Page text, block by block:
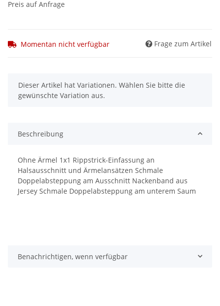
Preis auf Anfrage
Momentan nicht verfügbar Frage zum Artikel
x
Dieser Artikel hat Variationen. Wählen Sie bitte die
gewünschte Variation aus.
Beschreibung
Ohne Ärmel 1x1 Rippstrick-Einfassung an
Halsausschnitt und Ärmelansätzen Schmale
Doppelabsteppung am Ausschnitt Nackenband aus
Jersey Schmale Doppelabsteppung am unterem Saum
Benachrichtigen, wenn verfügbar